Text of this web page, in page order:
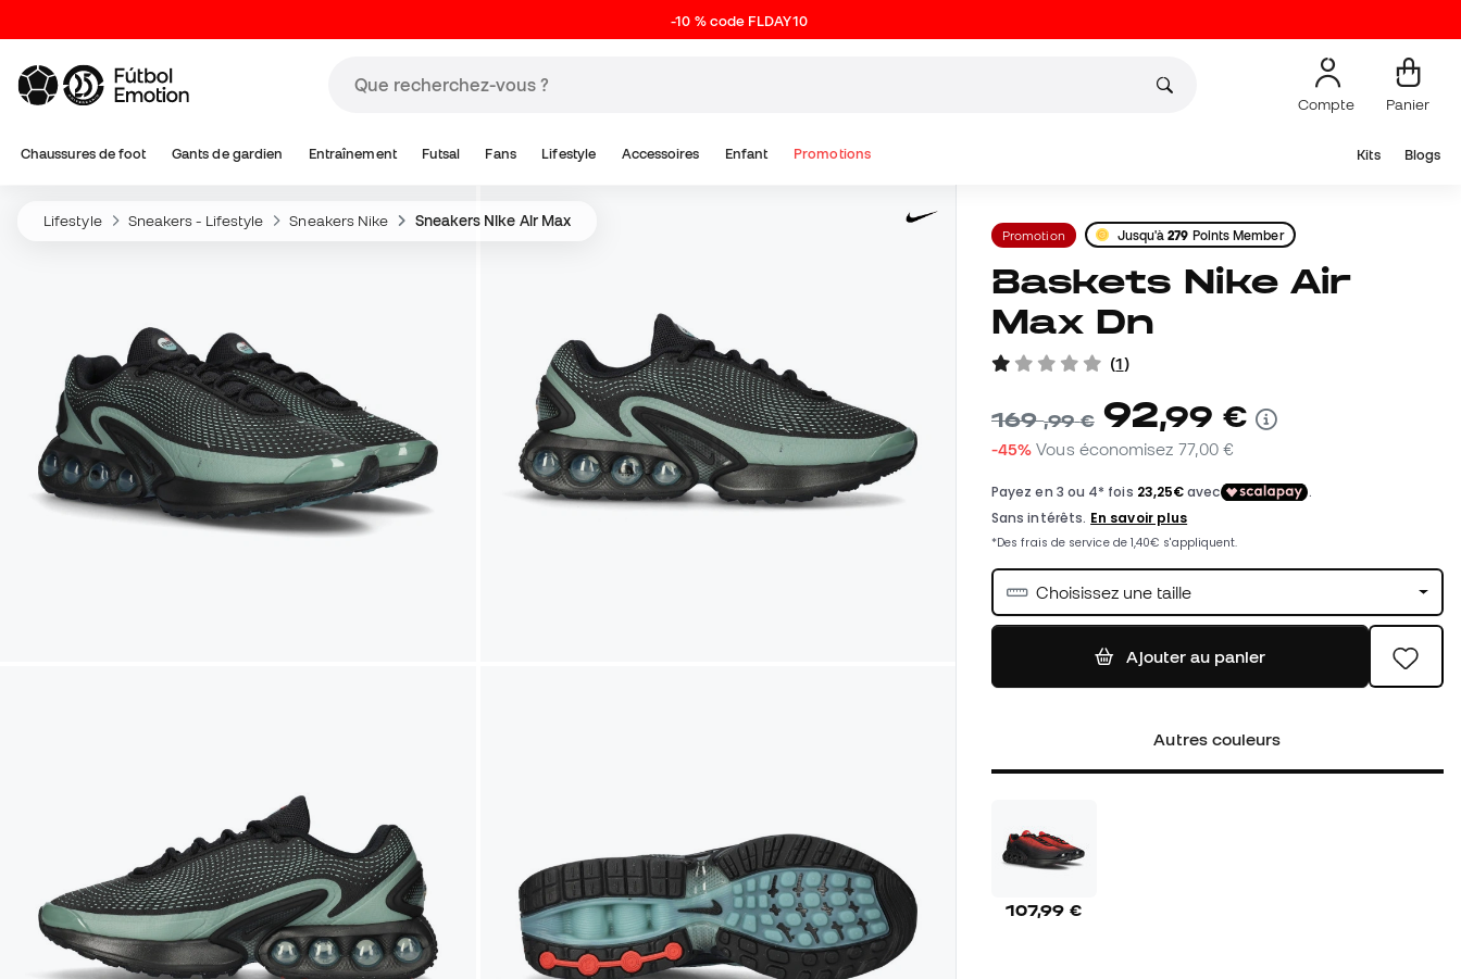
-10 % code FLDAY10
Compte Panier
Chaussures de foot Gants de gardien Entraînement Futsal Fans Lifestyle Accessoires Enfant Promotions Kits Blogs
Lifestyle Sneakers - Lifestyle Sneakers Nike Sneakers Nike Air Max
Promotion Jusqu'à279 Points Member
Baskets Nike Air
Max Dn
(1)
169,99 € 92,99 €
-45% Vous économisez 77,00 €
Choisissez une taille
Ajouter au panier
Autres couleurs
107,99 €